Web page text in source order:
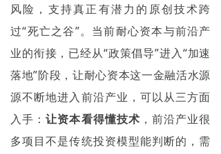
风险，支持真正有潜力的原创技术跨
过“死亡之谷”。当前耐心资本与前沿产
业的衔接，已经从“政策倡导”进入“加速
落地”阶段，让耐心资本这一金融活水源
源不断地进入前沿产业， 可以从三方面
入手：让资本看得懂技术 ，前沿产业很
多项目不是传统投资模型能判断的，需